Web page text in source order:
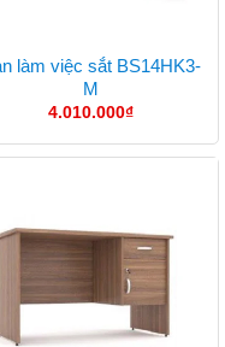
làm việc sắt BS14HK3-
M
4.010.000₫